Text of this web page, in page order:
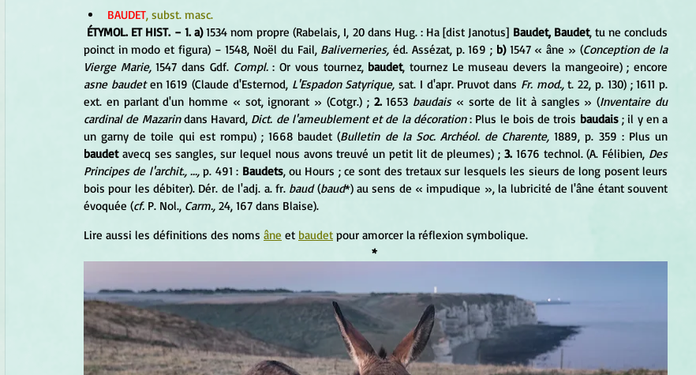
BAUDET, subst. masc.
ÉTYMOL. ET HIST. − 1. a) 1534 nom propre (Rabelais, I, 20 dans Hug. : Ha [dist Janotus] Baudet, Baudet, tu ne concluds
poinct in modo et figura) − 1548, Noël du Fail, Baliverneries, éd. Assézat, p. 169 ; b) 1547 « âne » (Conception de la
Vierge Marie, 1547 dans Gdf. Compl. : Or vous tournez, baudet
asne baudet en 1619 (Claude d'Esternod, L'Espadon Satyrique, sat. I d'apr. Pruvot dans Fr. mod., t. 22, p. 130) ; 1611 p.
ext. en parlant d'un homme « sot, ignorant » (Cotgr.) ; 2. 1653 baudais « sorte de lit à sangles » (Inventaire du
cardinal de Mazarin dans Havard, Dict. de l'ameublement et de la décoration : Plus le bois de trois baudais ; il y en a
un garny de toile qui est rompu) ; 1668 baudet (Bulletin de la Soc. Archéol. de Charente,
baudet avecq ses sangles, sur lequel nous avons treuvé un petit lit de pleumes) ; 3. 1676 technol. (A. Félibien, Des
Principes de l'archit., ..., p. 491 : Baudets, ou Hours ; ce sont des tretaux sur lesquels les sieurs de long posent leurs
bois pour les débiter). Dér. de l'adj. a. fr. baud (baud*) au sens de « impudique », la lubricité de l'âne étant souvent
évoquée (cf. P. Nol., Carm., 24, 167 dans Blaise).
Lire aussi les définitions des noms âne et baudet pour amorcer la réflexion symbolique.
*